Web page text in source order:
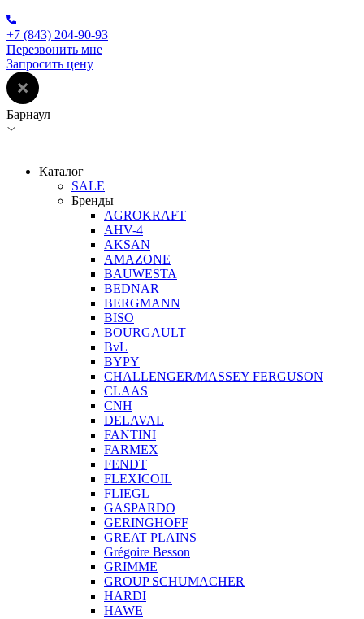
+7 (843) 204-90-93
Перезвонить мне
Запросить цену
Барнаул
Каталог
SALE
Бренды
AGROKRAFT
AHV-4
AKSAN
AMAZONE
BAUWESTA
BEDNAR
BERGMANN
BISO
BOURGAULT
BvL
BYPY
CHALLENGER/MASSEY FERGUSON
CLAAS
CNH
DELAVAL
FANTINI
FARMEX
FENDT
FLEXICOIL
FLIEGL
GASPARDO
GERINGHOFF
GREAT PLAINS
Grégoire Besson
GRIMME
GROUP SCHUMACHER
HARDI
HAWE